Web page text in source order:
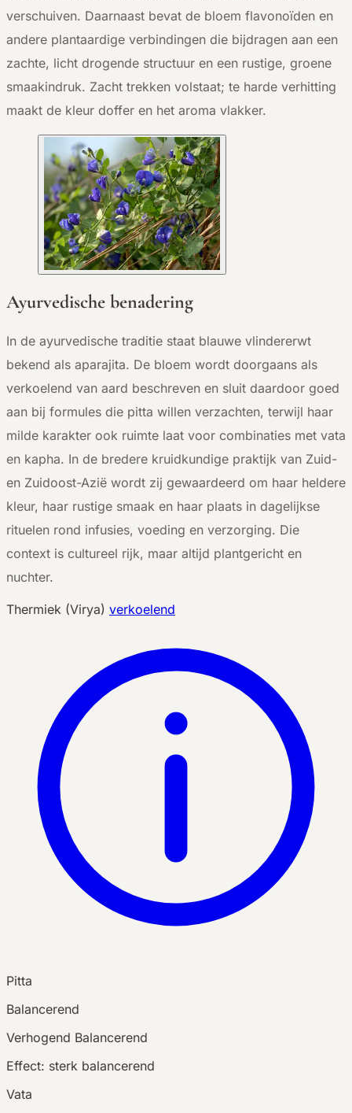
verschuiven. Daarnaast bevat de bloem flavonoïden en
andere plantaardige verbindingen die bijdragen aan een
zachte, licht drogende structuur en een rustige, groene
smaakindruk. Zacht trekken volstaat; te harde verhitting
maakt de kleur doffer en het aroma vlakker.
Ayurvedische benadering
In de ayurvedische traditie staat blauwe vlindererwt
bekend als aparajita. De bloem wordt doorgaans als
verkoelend van aard beschreven en sluit daardoor goed
aan bij formules die pitta willen verzachten, terwijl haar
milde karakter ook ruimte laat voor combinaties met vata
en kapha. In de bredere kruidkundige praktijk van Zuid-
en Zuidoost-Azië wordt zij gewaardeerd om haar heldere
kleur, haar rustige smaak en haar plaats in dagelijkse
rituelen rond infusies, voeding en verzorging. Die
context is cultureel rijk, maar altijd plantgericht en
nuchter.
Thermiek (Virya) verkoelend
Pitta
Balancerend
Verhogend Balancerend
Effect: sterk balancerend
Vata